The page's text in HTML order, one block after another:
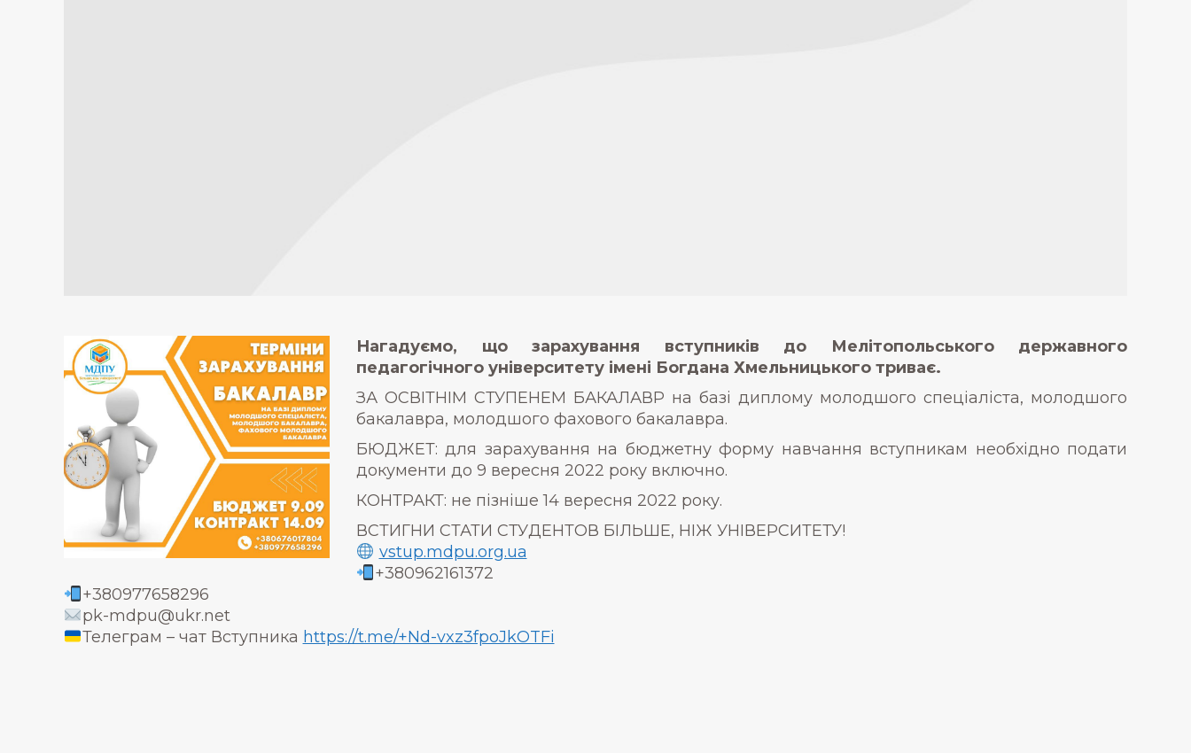
Нагадуємо, що зарахування вступників до Мелітопольського державного
педагогічного університету імені Богдана Хмельницького триває.
ЗА ОСВІТНІМ СТУПЕНЕМ БАКАЛАВР на базі диплому молодшого спеціаліста, молодшого
бакалавра, молодшого фахового бакалавра.
БЮДЖЕТ: для зарахування на бюджетну форму навчання вступникам необхідно подати
документи до 9 вересня 2022 року включно.
КОНТРАКТ: не пізніше 14 вересня 2022 року.
ВСТИГНИ СТАТИ СТУДЕНТОВ БІЛЬШЕ, НІЖ УНІВЕРСИТЕТУ!
vstup.mdpu.org.ua
+380962161372
+380977658296
pk-mdpu@ukr.net
Телеграм – чат Вступника https://t.me/+Nd-vxz3fpoJkOTFi